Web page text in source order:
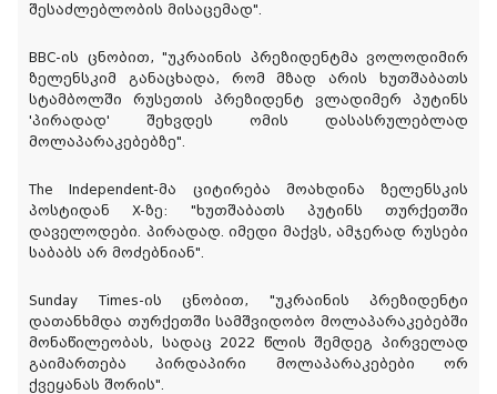
შესაძლებლობის მისაცემად".
BBC-ის ცნობით, "უკრაინის პრეზიდენტმა ვოლოდიმირ
ზელენსკიმ განაცხადა, რომ მზად არის ხუთშაბათს
სტამბოლში რუსეთის პრეზიდენტ ვლადიმერ პუტინს
'პირადად' შეხვდეს ომის დასასრულებლად
მოლაპარაკებებზე".
The Independent-მა ციტირება მოახდინა ზელენსკის
პოსტიდან X-ზე: "ხუთშაბათს პუტინს თურქეთში
დაველოდები. პირადად. იმედი მაქვს, ამჯერად რუსები
საბაბს არ მოძებნიან".
Sunday Times-ის ცნობით, "უკრაინის პრეზიდენტი
დათანხმდა თურქეთში სამშვიდობო მოლაპარაკებებში
მონაწილეობას, სადაც 2022 წლის შემდეგ პირველად
გაიმართება პირდაპირი მოლაპარაკებები ორ
ქვეყანას შორის".